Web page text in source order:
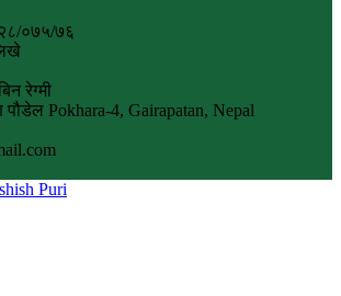
०७५/७६
रेग्मी
पौडेल Pokhara-4, Gairapatan, Nepal
Puri